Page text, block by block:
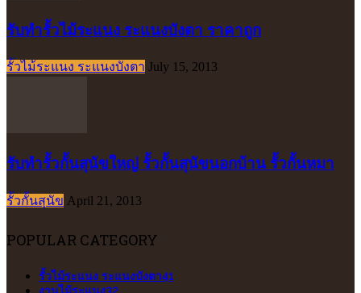
รับทำรั้วไม้ระแนง ระแนงบังตา ราคาถูก
รั้วไม้ระแนง ระแนงบังตา July 15, 2013
รับทำรั้วกั้นสุนัขใหญ่ รั้วกั้นสุนัขนอกบ้าน รั้วกั้นหมา
รั้วกั้นสุนัข April 21, 2013
POPULAR CATEGORY
รั้วไม้ระแนง ระแนงบังตา41
งานไม้ระแนง32